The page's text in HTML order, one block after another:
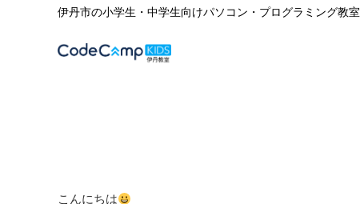
伊丹市の小学生・中学生向けパソコン・プログラミング教室
こんにちは